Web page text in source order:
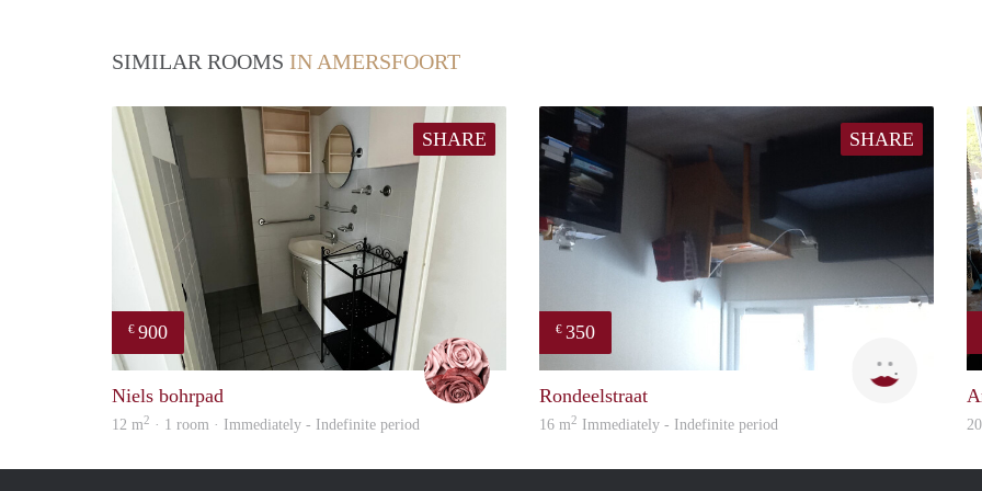
SIMILAR ROOMS IN AMERSFOORT
SHARE
€ 900
Niels bohrpad
12 m2 · 1 room · Immediately - Indefinite period
SHARE
€ 350
Rondeelstraat
16 m2 Immediately - Indefinite period